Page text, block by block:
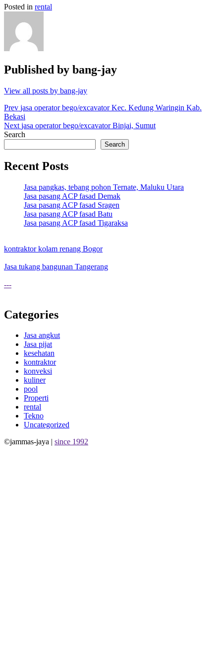
Posted in rental
Published by bang-jay
View all posts by bang-jay
Post
navigation
Prev jasa operator bego/excavator Kec. Kedung Waringin Kab.
Bekasi
Next jasa operator bego/excavator Binjai, Sumut
Search
Search
Recent Posts
Jasa pangkas, tebang pohon Ternate, Maluku Utara
Jasa pasang ACP fasad Demak
Jasa pasang ACP fasad Sragen
Jasa pasang ACP fasad Batu
Jasa pasang ACP fasad Tigaraksa
kontraktor kolam renang Bogor
Jasa tukang bangunan Tangerang
---
Categories
Jasa angkut
Jasa pijat
kesehatan
kontraktor
konveksi
kuliner
pool
Properti
rental
Tekno
Uncategorized
©jammas-jaya | since 1992